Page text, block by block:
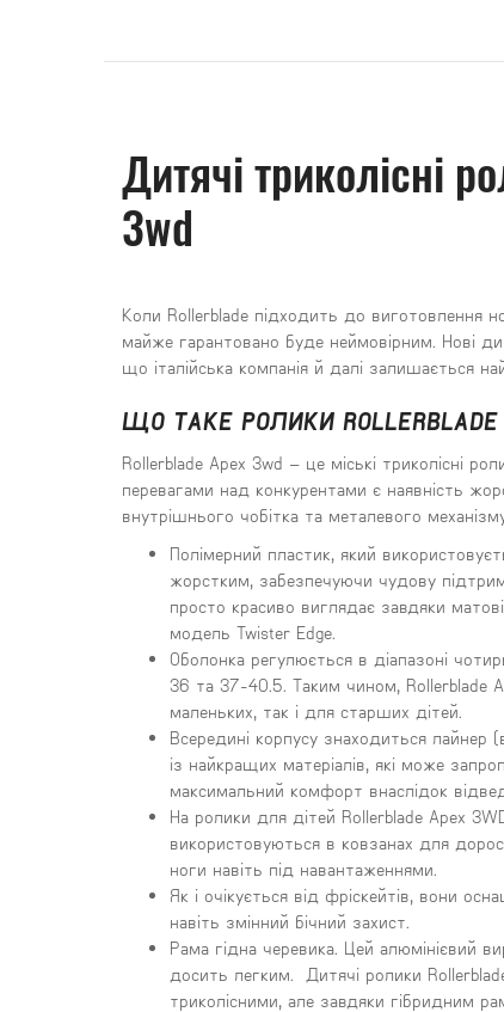
Дитячі триколісні
3wd
Коли Rollerblade підходить до виготовлення
майже гарантовано буде неймовірним. Нові
що італійська компанія й далі залишається
ЩО ТАКЕ РОЛИКИ ROLLERBLADE
Rollerblade Apex 3wd – це міські триколісні
перевагами над конкурентами є наявність
внутрішнього чобітка та металевого
Полімерний пластик, який
жорстким, забезпечуючи чудову
просто красиво виглядає завдяки
модель Twister Edge.
Оболонка регулюється в діапазоні
36 та 37-40.5. Таким чином, Rollerblade
маленьких, так і для старших дітей.
Всередині корпусу знаходиться лайнер
із найкращих матеріалів, які може
максимальний комфорт внаслідок
На ролики для дітей Rollerblade Apex
використовуються в ковзанах для
ноги навіть під навантаженнями.
Як і очікується від фріскейтів, вони
навіть змінний бічний захист.
Рама гідна черевика. Цей алюмінієвий
досить легким. Дитячі ролики
триколісними, але завдяки гібридним